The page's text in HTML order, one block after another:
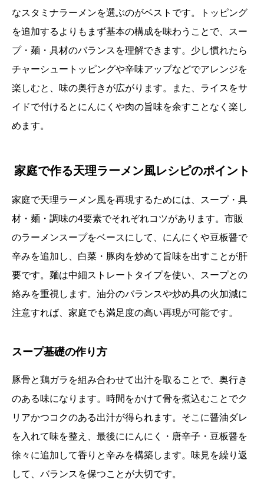
なスタミナラーメンを選ぶのがベストです。トッピング
を追加するよりもまず基本の構成を味わうことで、スー
プ・麺・具材のバランスを理解できます。少し慣れたら
チャーシュートッピングや辛味アップなどでアレンジを
楽しむと、味の奥行きが広がります。また、ライスをサ
イドで付けるとにんにくや肉の旨味を余すことなく楽し
めます。
家庭で作る天理ラーメン風レシピのポイント
家庭で天理ラーメン風を再現するためには、スープ・具
材・麺・調味の4要素でそれぞれコツがあります。市販
のラーメンスープをベースにして、にんにくや豆板醤で
辛みを追加し、白菜・豚肉を炒めて旨味を出すことが肝
要です。麺は中細ストレートタイプを使い、スープとの
絡みを重視します。油分のバランスや炒め具の火加減に
注意すれば、家庭でも満足度の高い再現が可能です。
スープ基礎の作り方
豚骨と鶏ガラを組み合わせて出汁を取ることで、奥行き
のある味になります。時間をかけて骨を煮込むことでク
リアかつコクのある出汁が得られます。そこに醤油ダレ
を入れて味を整え、最後ににんにく・唐辛子・豆板醤を
徐々に追加して香りと辛みを構築します。味見を繰り返
して、バランスを保つことが大切です。